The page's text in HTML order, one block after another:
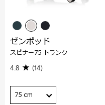
ゼンポッド
スピナー75 トランク
4.8 (14)
75 cm